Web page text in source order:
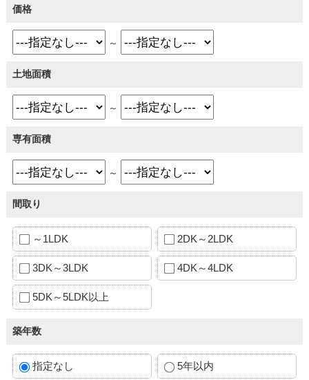
価格
～
土地面積
～
専有面積
～
間取り
～1LDK 2DK～2LDK
3DK～3LDK 4DK～4LDK
5DK～5LDK以上
築年数
指定なし 5年以内